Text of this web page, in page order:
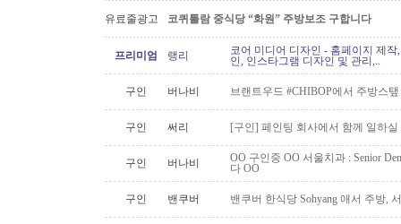
유료줄광고 코퀴틀람 중식당 “화원” 주방보조 구합니다
프리미엄 랭리
코어 미디어 디자인 - 홈페이지 제
인, 인스타그램 디자인 및 관리,..
구인 버나비 브랜트우드 #CHIBOP에서 주방스
구인 써리 [구인] 페인팅 회사에서 함께 일하
구인 버나비
OO 구인중 OO 서울치과 : Senior
다 OO
구인 밴쿠버 밴쿠버 한식당 Sohyang 애서 주방,